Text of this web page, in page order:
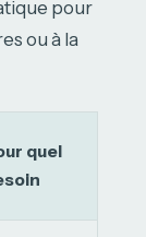
pour
ou à la
quel